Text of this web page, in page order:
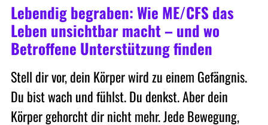
Lebendig begraben: Wie ME/CFS das
Leben unsichtbar macht – und wo
Betroffene Unterstützung finden
Stell dir vor, dein Körper wird zu einem Gefängnis.
Du bist wach und fühlst. Du denkst. Aber dein
Körper gehorcht dir nicht mehr. Jede Bewegung,